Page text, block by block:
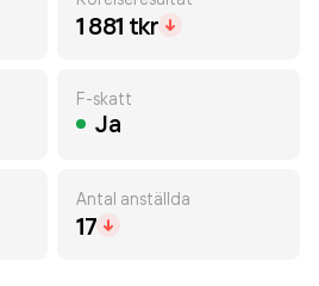
1 881 tkr
F-skatt
Ja
Antal anställda
17